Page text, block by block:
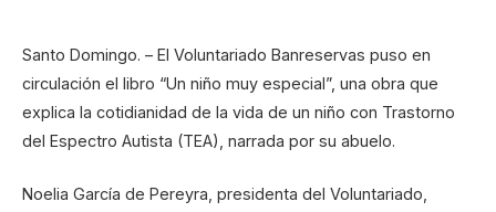
Santo Domingo. – El Voluntariado Banreservas puso en
circulación el libro “Un niño muy especial”, una obra que
explica la cotidianidad de la vida de un niño con Trastorno
del Espectro Autista (TEA), narrada por su abuelo.
Noelia García de Pereyra, presidenta del Voluntariado,